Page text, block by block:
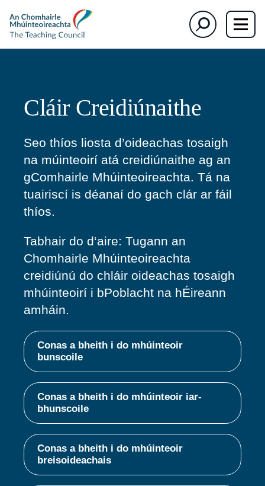
The
Teaching
Council
Cuardaigh
Cláir Creidiúnaithe
Seo thíos liosta d’oideachas tosaigh
na múinteoirí atá creidiúnaithe ag an
gComhairle Mhúinteoireachta. Tá na
tuairiscí is déanaí do gach clár ar fáil
thíos.
Tabhair do d‘aire: Tugann an
Chomhairle Mhúinteoireachta
creidiúnú do chláir oideachas tosaigh
mhúinteoirí i bPoblacht na hÉireann
amháin.
Conas a bheith i do mhúinteoir
bunscoile
Conas a bheith i do mhúinteoir iar-
bhunscoile
Conas a bheith i do mhúinteoir
breisoideachais
section) section)